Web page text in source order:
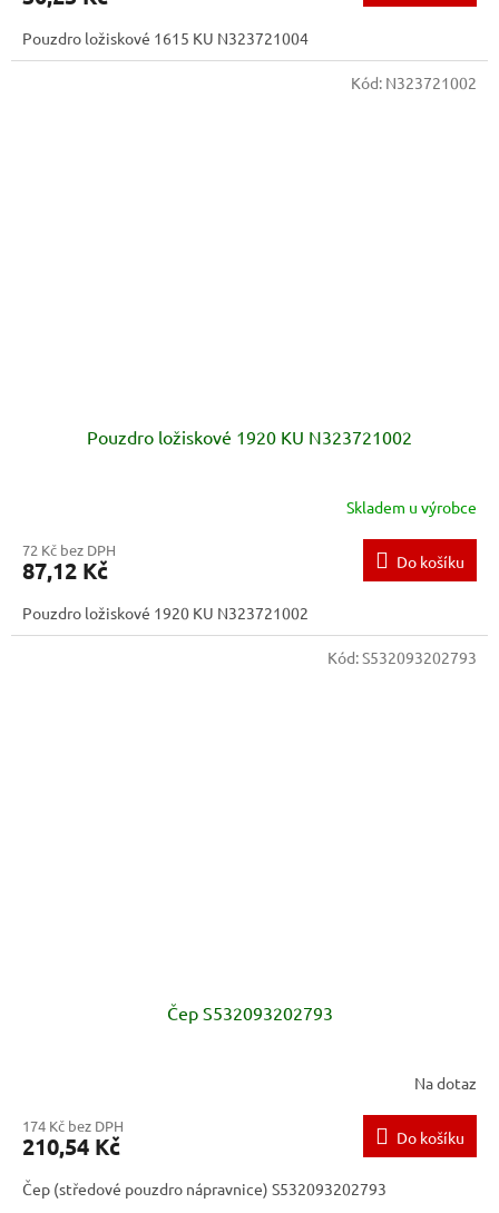
Pouzdro ložiskové 1615 KU N323721004
Pouzdro ložiskové 1920 KU N323721002
Skladem u výrobce
72 Kč bez DPH
87,12 Kč Do košíku
Pouzdro ložiskové 1920 KU N323721002
Kód: N323721002
Čep S532093202793
Na dotaz
174 Kč bez DPH
210,54 Kč Do košíku
Čep (středové pouzdro nápravnice) S532093202793
Kód:S532093202793